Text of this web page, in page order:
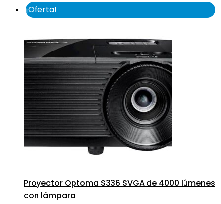
¡Oferta!
Proyector Optoma S336 SVGA de 4000 lúmenes
con lámpara